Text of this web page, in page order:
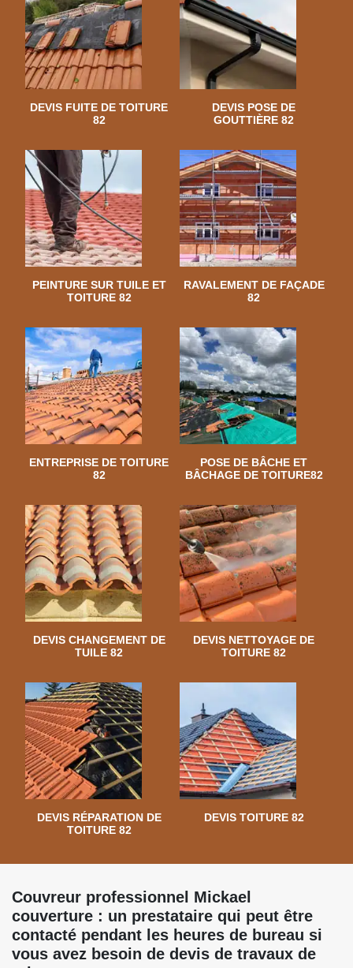
DEVIS FUITE DE TOITURE
82
DEVIS POSE DE
GOUTTIÈRE 82
PEINTURE SUR TUILE ET
TOITURE 82
RAVALEMENT DE FAÇADE
82
ENTREPRISE DE TOITURE
82
POSE DE BÂCHE ET
BÂCHAGE DE TOITURE82
DEVIS CHANGEMENT DE
TUILE 82
DEVIS NETTOYAGE DE
TOITURE 82
DEVIS RÉPARATION DE
TOITURE 82
DEVIS TOITURE 82
Couvreur professionnel Mickael
couverture : un prestataire qui peut être
contacté pendant les heures de bureau si
vous avez besoin de devis de travaux de